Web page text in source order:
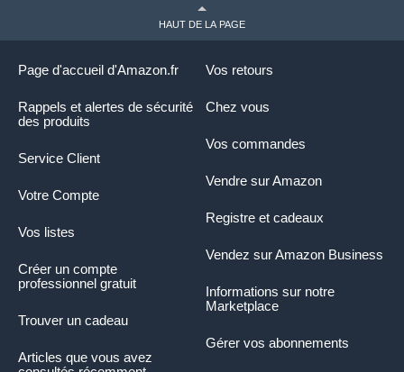
HAUT DE LA PAGE
Vos retours
Chez vous
Vos commandes
Vendre sur Amazon
Registre et cadeaux
Vendez sur Amazon Business
Informations sur notre
Marketplace
Gérer vos abonnements
Page d'accueil d'Amazon.fr
Rappels et alertes de sécurité
des produits
Service Client
Votre Compte
Vos listes
Créer un compte
professionnel gratuit
Trouver un cadeau
Articles que vous avez